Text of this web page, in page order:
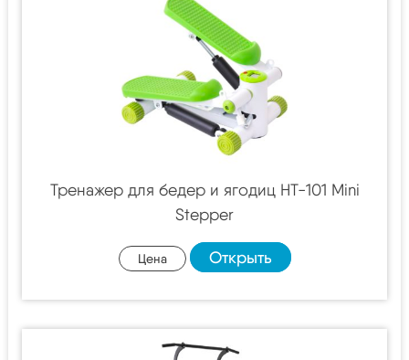
Тренажер для бедер и ягодиц HT-101 Mini
Stepper
Цена Открыть